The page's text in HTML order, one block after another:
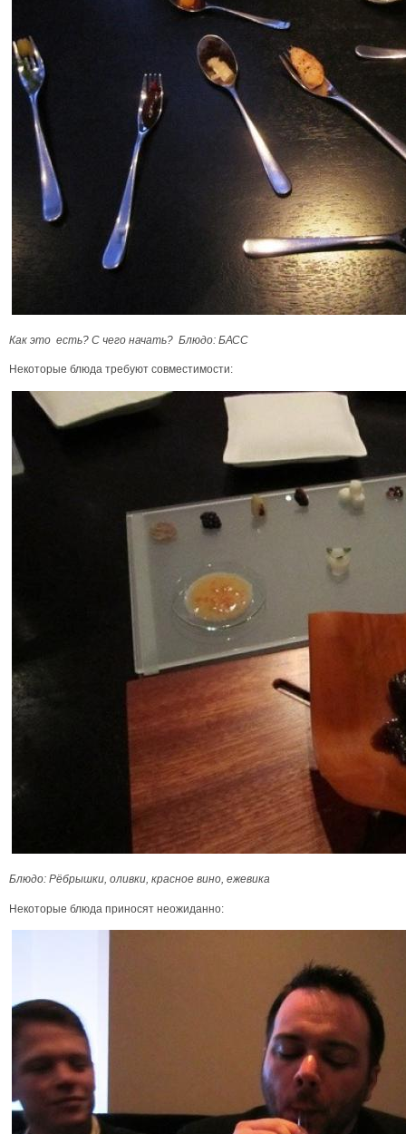
Как это есть? С чего начать? Блюдо: БАСС
Некоторые блюда требуют совместимости:
Блюдо: Рёбрышки, оливки, красное вино, ежевика
Некоторые блюда приносят неожиданно: